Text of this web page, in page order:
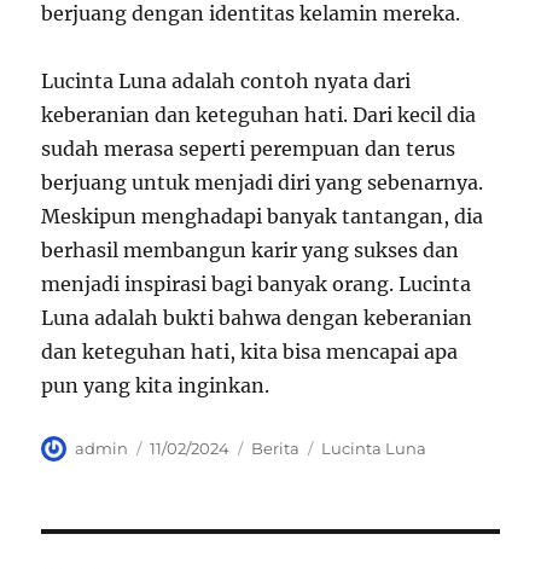
berjuang dengan identitas kelamin mereka.
Lucinta Luna adalah contoh nyata dari
keberanian dan keteguhan hati. Dari kecil dia
sudah merasa seperti perempuan dan terus
berjuang untuk menjadi diri yang sebenarnya.
Meskipun menghadapi banyak tantangan, dia
berhasil membangun karir yang sukses dan
menjadi inspirasi bagi banyak orang. Lucinta
Luna adalah bukti bahwa dengan keberanian
dan keteguhan hati, kita bisa mencapai apa
pun yang kita inginkan.
Author
admin
Posted
11/02/2024 Categories
Berita Tags
Lucinta Luna